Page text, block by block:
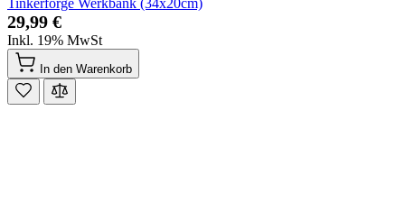
29,99 €
Inkl. 19% MwSt
In den Warenkorb